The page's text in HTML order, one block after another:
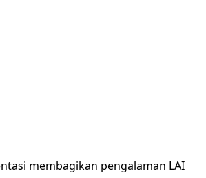
membagikan pengalaman LAI